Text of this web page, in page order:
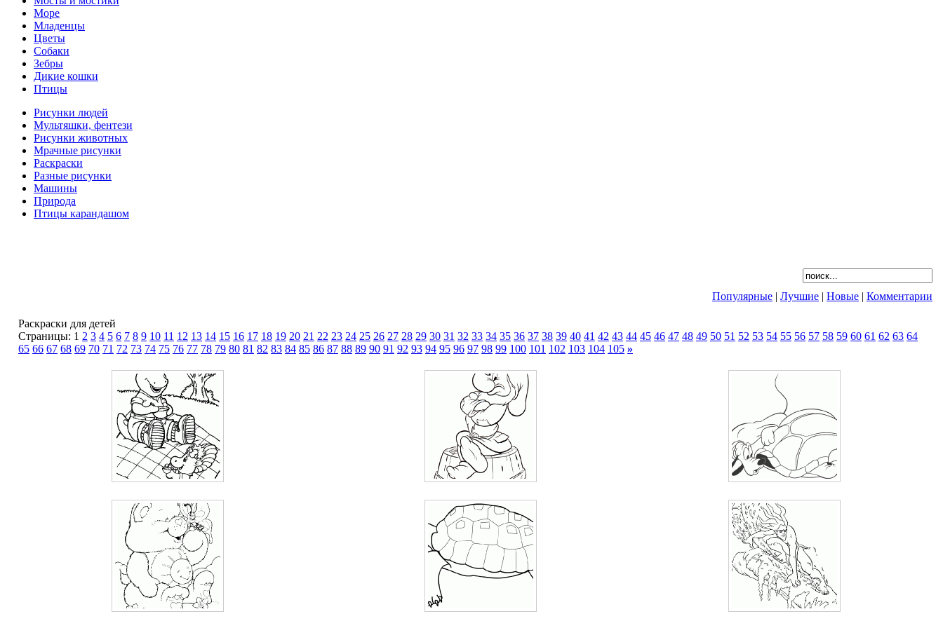
Море
Младенцы
Цветы
Собаки
Зебры
Дикие кошки
Птицы
Рисунки людей
Мультяшки, фентези
Рисунки животных
Мрачные рисунки
Раскраски
Разные рисунки
Машины
Природа
Птицы карандашом
Популярные | Лучшие | Новые | Комментарии
Раскраски для детей
Страницы: 1 2 3 4 5 6 7 8 9 10 11 12 13 14 15 16 17 18 19 20 21 22 23 24 25 26 27 28 29 30 31 32 33 34 35 36 37 38 39 40 41 42 43 44 45 46 47 48 49 50 51 52 53 54 55 56 57 58 59 60 61 62 63 64
65 66 67 68 69 70 71 72 73 74 75 76 77 78 79 80 81 82 83 84 85 86 87 88 89 90 91 92 93 94 95 96 97 98 99 100 101 102 103 104 105 »